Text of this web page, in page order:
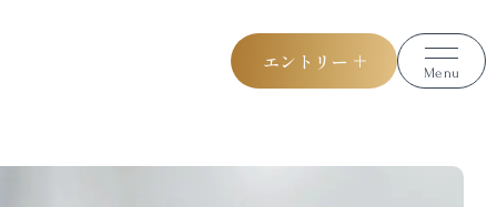
エントリー
Menu